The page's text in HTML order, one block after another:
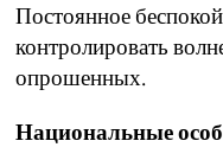
Постоянное
контролировать
опрошенных.
Национальные